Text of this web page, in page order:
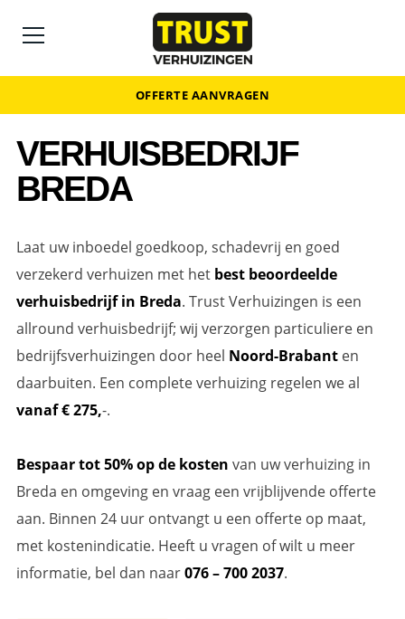
OFFERTE AANVRAGEN
VERHUISBEDRIJF
BREDA
Laat uw inboedel goedkoop, schadevrij en goed
verzekerd verhuizen met het best beoordeelde
verhuisbedrijf in Breda. Trust Verhuizingen is een
allround verhuisbedrijf; wij verzorgen particuliere en
bedrijfsverhuizingen door heel Noord-Brabant en
daarbuiten. Een complete verhuizing regelen we al
vanaf € 275,-.
Bespaar tot 50% op de kosten van uw verhuizing in
Breda en omgeving en vraag een vrijblijvende offerte
aan. Binnen 24 uur ontvangt u een offerte op maat,
met kostenindicatie. Heeft u vragen of wilt u meer
informatie, bel dan naar076 – 700 2037.